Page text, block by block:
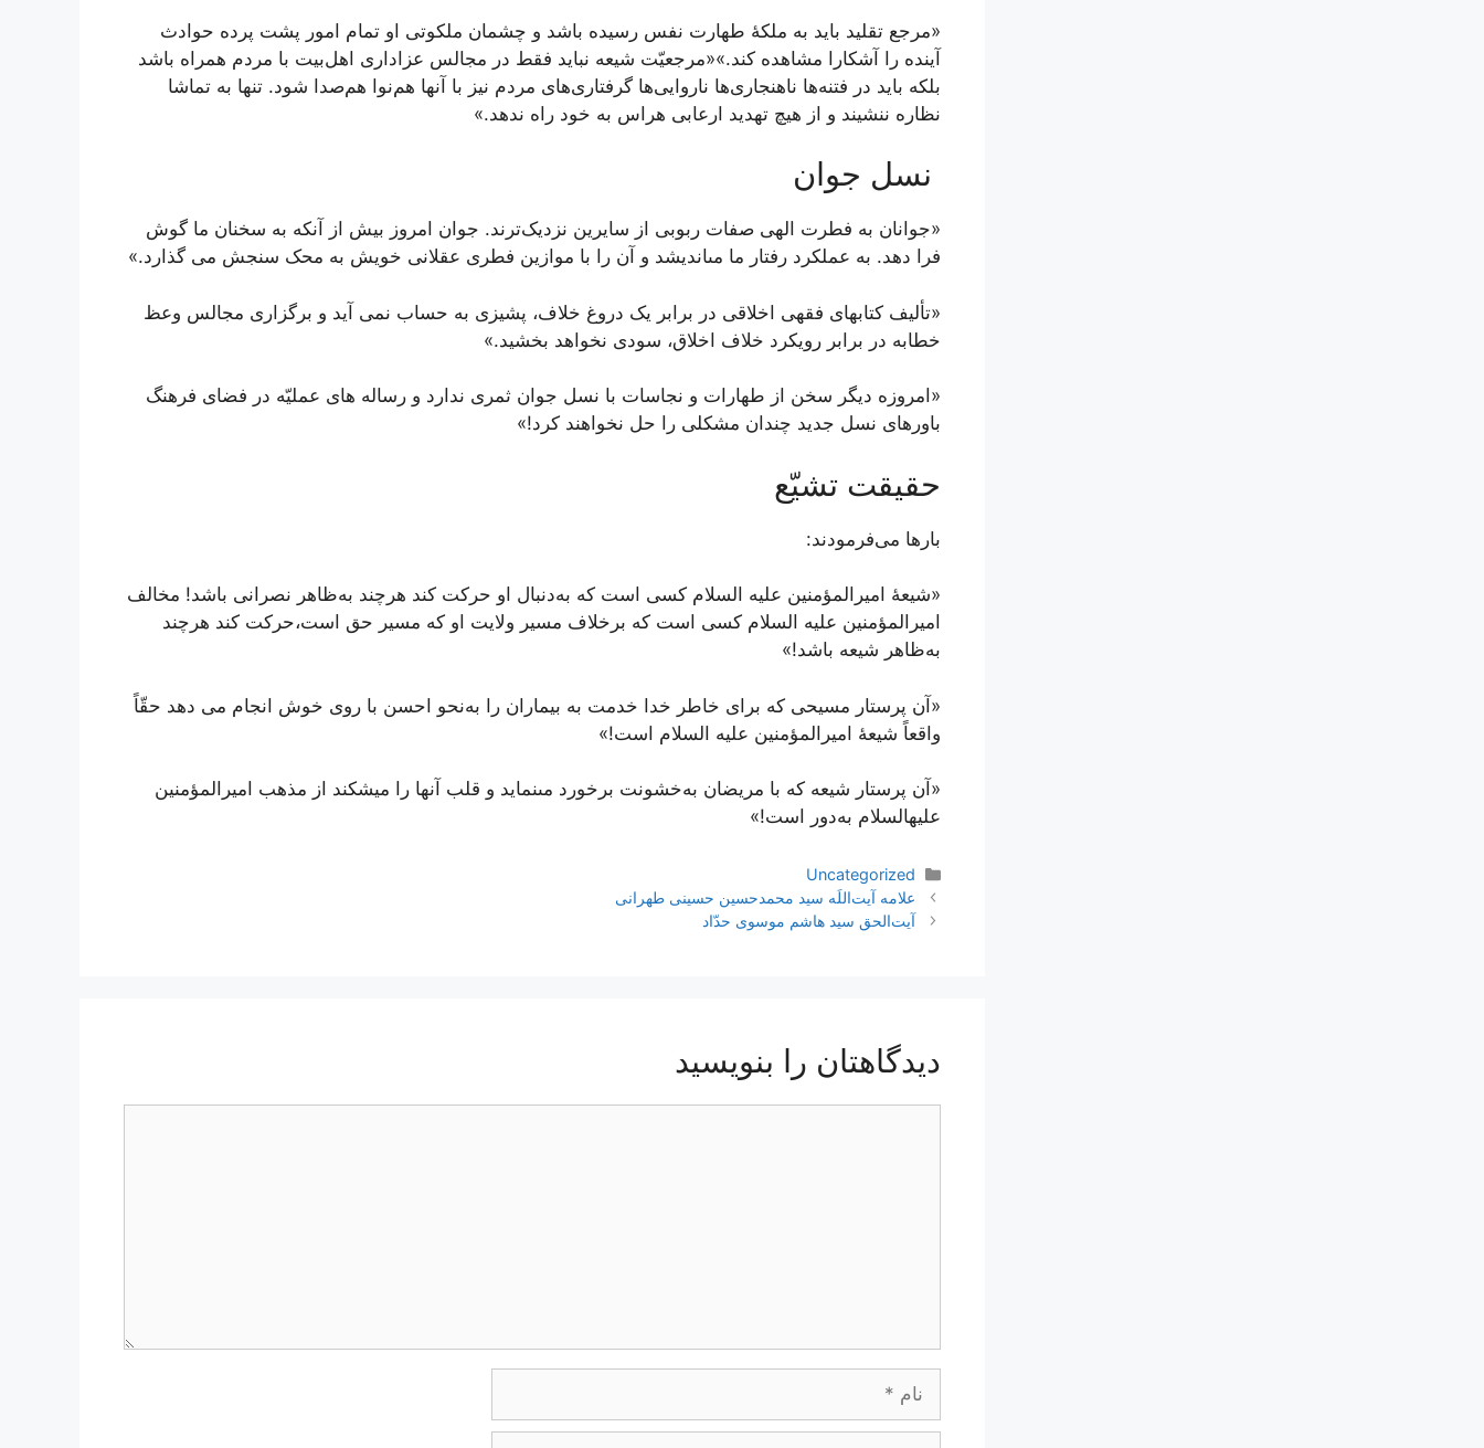
«مرجع تقلید باید به ملکۀ طهارت نفس رسیده باشد و چشمان ملکوتى او تمام امور پشت پرده حوادث
آینده را آشکارا مشاهده کند.»«مرجعیّت شیعه نباید فقط در مجالس عزاداری اهل‌بیت با مردم همراه باشد
بلکه باید در فتنه‌ها ناهنجاری‌ها ناروایی‌ها گرفتاری‌های مردم نیز با آنها هم‌نوا هم‌صدا شود. تنها به تماشا
نظاره ننشیند و از هیچ تهدید ارعابی هراس به خود راه ندهد.»
نسل جوان
«جوانان به فطرت الهی صفات ربوبی از سایرین نزدیک‌ترند. جوان‏ امروز بیش از آنکه به سخنان ما گوش
فرا دهد. به عملکرد رفتار ما مى‏اندیشد و آن را با موازین فطرى عقلانى خویش به محک سنجش می ‏گذارد.»
«تألیف کتاب‏هاى فقهى اخلاقى در برابر یک دروغ خلاف، پشیزى به ‏حساب نمی ‏آید و برگزارى مجالس وعظ
خطابه در برابر رویکرد خلاف اخلاق، سودى نخواهد بخشید.»
«امروزه دیگر سخن از طهارات و نجاسات با نسل جوان ثمرى ندارد و رساله ‏هاى عملیّه در فضاى فرهنگ
باورهاى نسل جدید چندان مشکلى را حل نخواهند کرد!»
حقیقت تشیّع
بارها می‌فرمودند:
«شیعۀ امیرالمؤمنین علیه السلام کسی است که به‌دنبال او حرکت کند هرچند به‌ظاهر نصرانی باشد! مخالف
امیرالمؤمنین علیه السلام کسی است که برخلاف مسیر ولایت او که مسیر حق است،حرکت کند هرچند
به‌ظاهر شیعه باشد!»
«آن پرستار مسیحى که براى خاطر خدا خدمت به بیماران را به‌نحو احسن با روى خوش انجام می دهد حقّاً
واقعاً شیعۀ امیرالمؤمنین علیه ‏السلام است!»
«آن پرستار شیعه که با مریضان به‌خشونت برخورد مى‏نماید و قلب آنها را می‏شکند از مذهب امیرالمؤمنین
علیه‏السلام به‌دور است!»
دسته‌ها
Uncategorized
ناوبری
نوشته‌ها
علامه آیت‌اللَه سید محمدحسین حسینی طهرانی
آیت‌الحق سید هاشم موسوی حدّاد
دیدگاهتان را بنویسید